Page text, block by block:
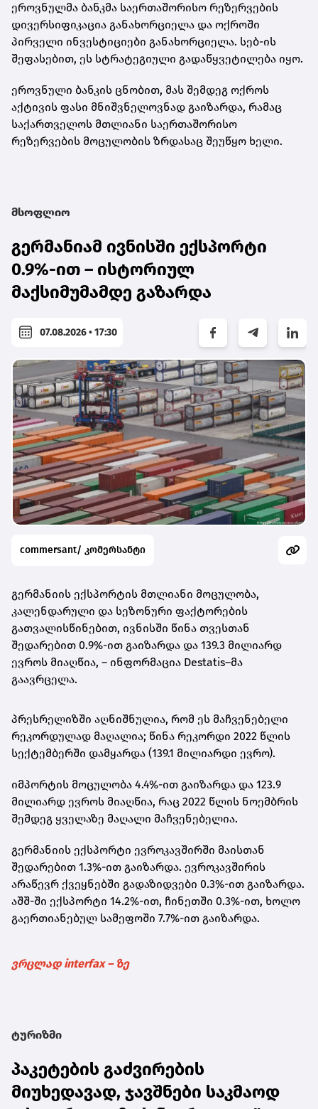
ეროვნულმა ბანკმა საერთაშორისო რეზერვების
დივერსიფიკაცია განახორციელა და ოქროში
პირველი ინვესტიციები განახორციელა. სებ-ის
შეფასებით, ეს სტრატეგიული გადაწყვეტილება იყო.
ეროვნული ბანკის ცნობით, მას შემდეგ ოქროს
აქტივის ფასი მნიშვნელოვნად გაიზარდა, რამაც
საქართველოს მთლიანი საერთაშორისო
რეზერვების მოცულობის ზრდასაც შეუწყო ხელი.
მსოფლიო
გერმანიამ ივნისში ექსპორტი
0.9%-ით – ისტორიულ
მაქსიმუმამდე გაზარდა
07.08.2026 • 17:30
commersant/ კომერსანტი
გერმანიის ექსპორტის მთლიანი მოცულობა,
კალენდარული და სეზონური ფაქტორების
გათვალისწინებით, ივნისში წინა თვესთან
შედარებით 0.9%-ით გაიზარდა და 139.3 მილიარდ
ევროს მიაღწია, – ინფორმაცია Destatis–მა
გაავრცელა.
პრესრელიზში აღნიშნულია, რომ ეს მაჩვენებელი
რეკორდულად მაღალია; წინა რეკორდი 2022 წლის
სექტემბერში დამყარდა (139.1 მილიარდი ევრო).
იმპორტის მოცულობა 4.4%-ით გაიზარდა და 123.9
მილიარდ ევროს მიაღწია, რაც 2022 წლის ნოემბრის
შემდეგ ყველაზე მაღალი მაჩვენებელია.
გერმანიის ექსპორტი ევროკავშირში მაისთან
შედარებით 1.3%-ით გაიზარდა. ევროკავშირის
არაწევრ ქვეყნებში გადაზიდვები 0.3%-ით გაიზარდა.
აშშ-ში ექსპორტი 14.2%-ით, ჩინეთში 0.3%-ით, ხოლო
გაერთიანებულ სამეფოში 7.7%-ით გაიზარდა.
ვრცლად interfax – ზე
ტურიზმი
პაკეტების გაძვირების
მიუხედავად, ჯავშნები საკმაოდ